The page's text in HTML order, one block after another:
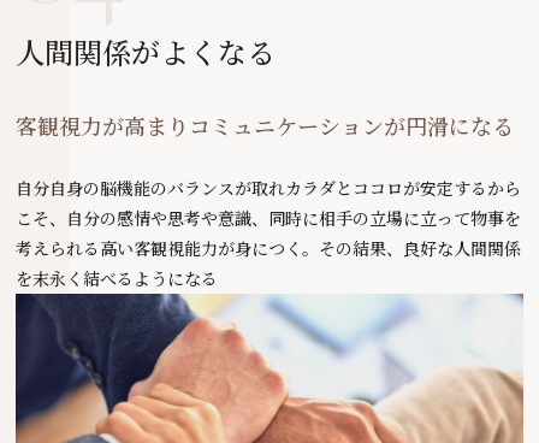
人間関係がよくなる
客観視力が高まりコミュニケーションが円滑になる
自分自身の脳機能のバランスが取れカラダとココロが安定するから
こそ、自分の感情や思考や意識、同時に相手の立場に立って物事を
考えられる高い客観視能力が身につく。その結果、良好な人間関係
を末永く結べるようになる